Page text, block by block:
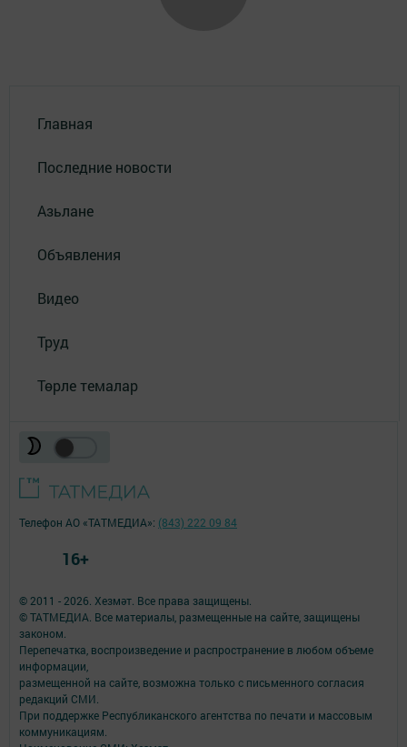
Главная
Последние новости
Азьлане
Объявления
Видео
Труд
Төрле темалар
© 2011 - 2026. Хезмәт. Все права защищены.
© ТАТМЕДИА. Все материалы, размещенные на сайте, защищены
законом.
Перепечатка, воспроизведение и распространение в любом объеме
информации,
размещенной на сайте, возможна только с письменного согласия
редакций СМИ.
При поддержке Республиканского агентства по печати и массовым
коммуникациям.
Телефон АО «ТАТМЕДИА»: (843) 222 09 84
16+